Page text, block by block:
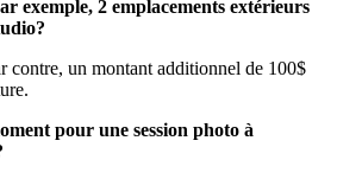
exemple, 2 emplacements extérieurs
contre, un montant additionnel de 100$
pour une session photo à